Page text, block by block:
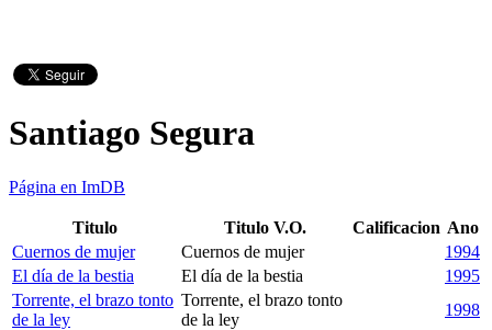
Santiago Segura
Página en ImDB
Titulo Titulo V.O. Calificacion Ano
Cuernos de mujer
Cuernos de mujer
1994
El día de la bestia
El día de la bestia
1995
Torrente, el brazo tonto
de la ley
Torrente, el brazo tonto
de la ley
1998